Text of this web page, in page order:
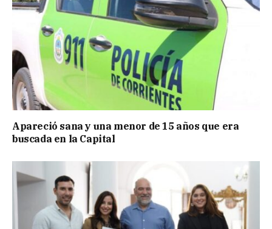
Apareció sana y una menor de 15 años que era
buscada en la Capital